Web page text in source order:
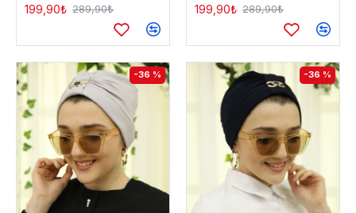
199,90₺ 289,90₺
199,90₺ 289,90₺
-36 % -36 %